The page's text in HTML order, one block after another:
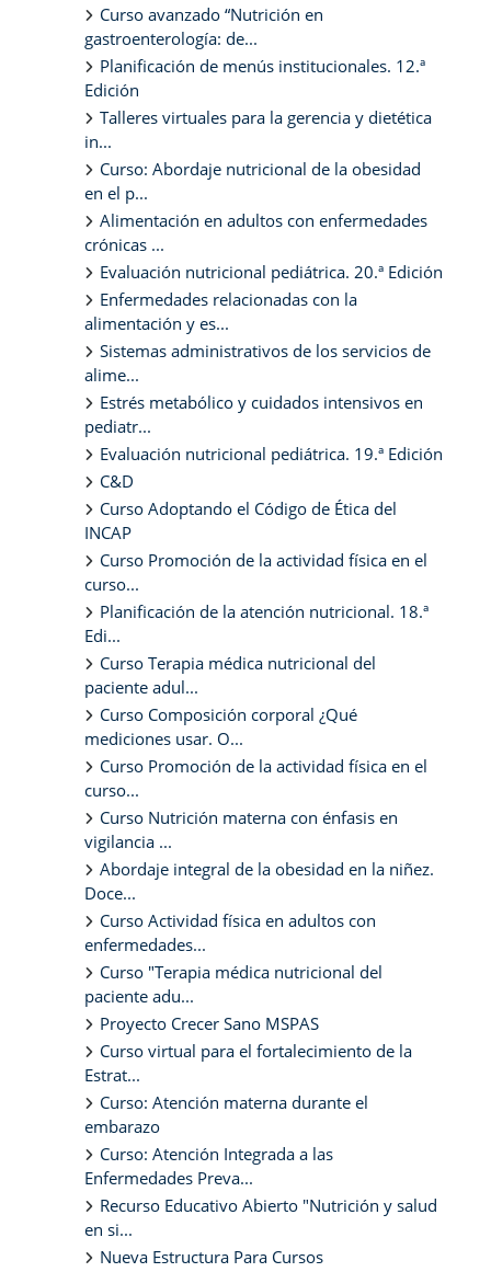
Curso avanzado “Nutrición en
gastroenterología: de...
Planificación de menús institucionales. 12.ª
Edición
Talleres virtuales para la gerencia y dietética
in...
Curso: Abordaje nutricional de la obesidad
en el p...
Alimentación en adultos con enfermedades
crónicas ...
Evaluación nutricional pediátrica. 20.ª Edición
Enfermedades relacionadas con la
alimentación y es...
Sistemas administrativos de los servicios de
alime...
Estrés metabólico y cuidados intensivos en
pediatr...
Evaluación nutricional pediátrica. 19.ª Edición
C&D
Curso Adoptando el Código de Ética del
INCAP
Curso Promoción de la actividad física en el
curso...
Planificación de la atención nutricional. 18.ª
Edi...
Curso Terapia médica nutricional del
paciente adul...
Curso Composición corporal ¿Qué
mediciones usar. O...
Curso Promoción de la actividad física en el
curso...
Curso Nutrición materna con énfasis en
vigilancia ...
Abordaje integral de la obesidad en la niñez.
Doce...
Curso Actividad física en adultos con
enfermedades...
Curso "Terapia médica nutricional del
paciente adu...
Proyecto Crecer Sano MSPAS
Curso virtual para el fortalecimiento de la
Estrat...
Curso: Atención materna durante el
embarazo
Curso: Atención Integrada a las
Enfermedades Preva...
Recurso Educativo Abierto "Nutrición y salud
en si...
Nueva Estructura Para Cursos